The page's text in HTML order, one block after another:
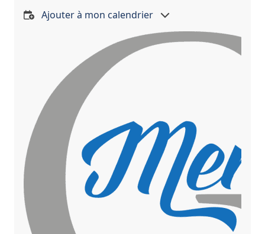
Ajouter à mon calendrier